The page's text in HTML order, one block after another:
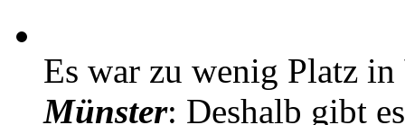
Es war zu wenig Platz in
Münster: Deshalb gibt